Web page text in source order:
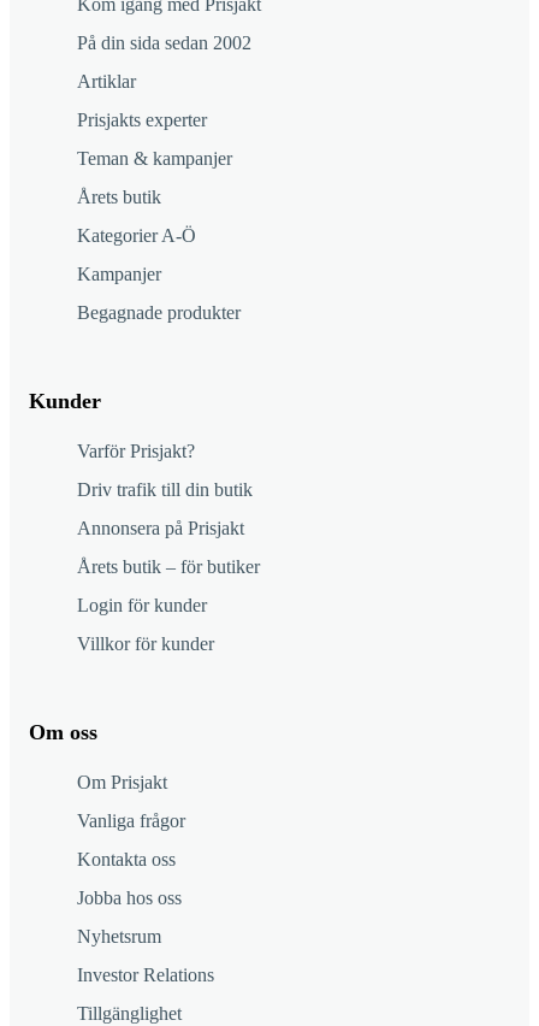
Kom igång med Prisjakt
På din sida sedan 2002
Artiklar
Prisjakts experter
Teman & kampanjer
Årets butik
Kategorier A-Ö
Kampanjer
Begagnade produkter
Kunder
Varför Prisjakt?
Driv trafik till din butik
Annonsera på Prisjakt
Årets butik – för butiker
Login för kunder
Villkor för kunder
Om oss
Om Prisjakt
Vanliga frågor
Kontakta oss
Jobba hos oss
Nyhetsrum
Investor Relations
Tillgänglighet